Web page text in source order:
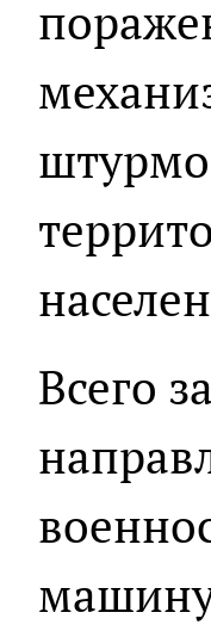
Всего
машину